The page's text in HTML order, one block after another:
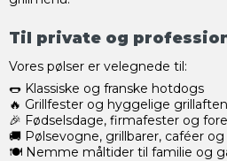
Til private og
Vores pølser er velegnede til:
🌭 Klassiske og franske hotdogs
🔥 Grillfester og hyggelige
🎉 Fødselsdage, firmafester og
🚚 Pølsevogne, grillbarer, caféer
🍽️ Nemme måltider til familie og